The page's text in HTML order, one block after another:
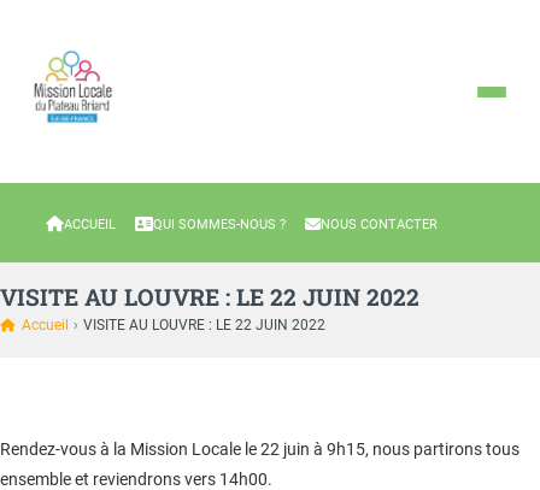
ACCUEIL QUI SOMMES-NOUS ? NOUS CONTACTER
VISITE AU LOUVRE : LE 22 JUIN 2022
Accueil › VISITE AU LOUVRE : LE 22 JUIN 2022
Rendez-vous à la Mission Locale le 22 juin à 9h15, nous partirons tous
ensemble et reviendrons vers 14h00.